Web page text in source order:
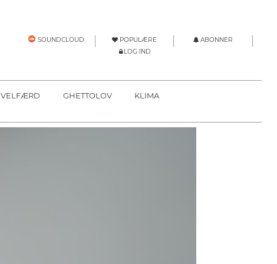
SOUNDCLOUD POPULÆRE
ABONNER
LOG IND
VELFÆRD GHETTOLOV
KLIMA